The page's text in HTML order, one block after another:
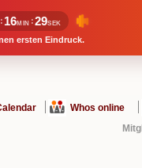
: 16MIN :29SEK
ersten Eindruck.
Whos online